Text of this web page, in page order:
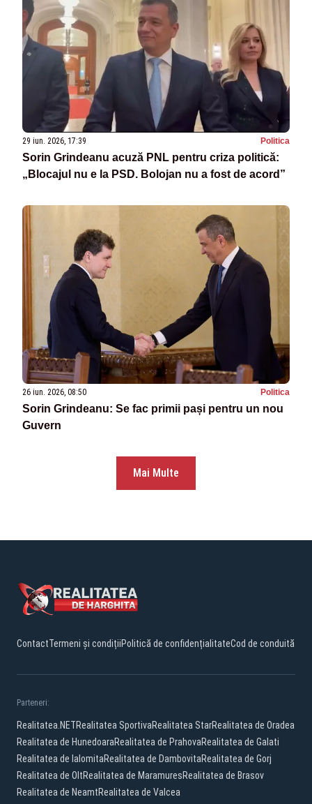
29 iun. 2026, 17:39 Politica
Sorin Grindeanu acuză PNL pentru criza politică:
„Blocajul nu e la PSD. Bolojan nu a fost de acord”
26 iun. 2026, 08:50 Politica
Sorin Grindeanu: Se fac primii pași pentru un nou
Guvern
Mai Multe
ContactTermeni și condițiiPolitică de confidențialitateCod de conduită
Parteneri:
Realitatea.NETRealitatea SportivaRealitatea StarRealitatea de Oradea
Realitatea de HunedoaraRealitatea de PrahovaRealitatea de Galati
Realitatea de IalomitaRealitatea de DambovitaRealitatea de Gorj
Realitatea de OltRealitatea de MaramuresRealitatea de Brasov
Realitatea de NeamtRealitatea de Valcea